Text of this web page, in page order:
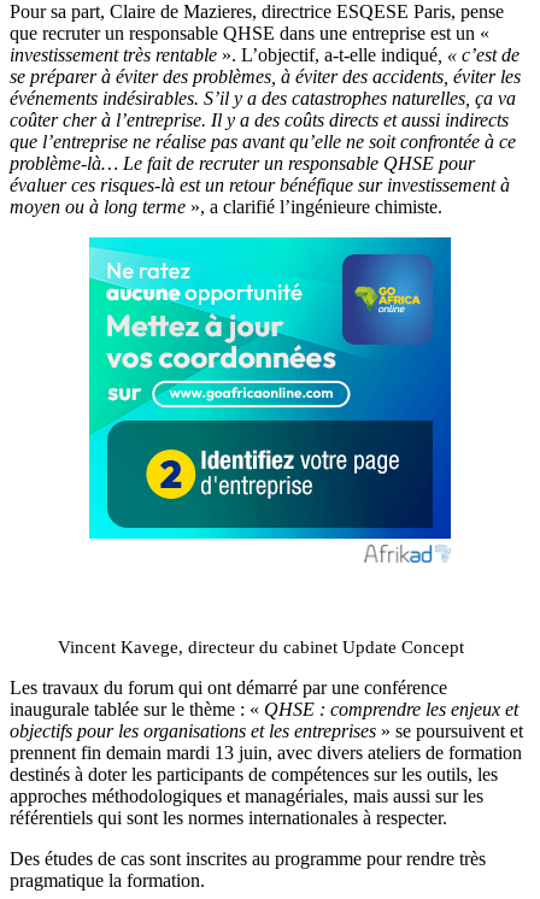
Pour sa part, Claire de Mazieres, directrice ESQESE Paris, pense
que recruter un responsable QHSE dans une entreprise est un «
investissement très rentable ». L’objectif, a-t-elle indiqué , « c’est de
se préparer à éviter des problèmes, à éviter des accidents, éviter les
événements indésirables. S’il y a des catastrophes naturelles, ça va
coûter cher à l’entreprise. Il y a des coûts directs et aussi indirects
que l’entreprise ne réalise pas avant qu’elle ne soit confrontée à ce
problème-là… Le fait de recruter un responsable QHSE pour
évaluer ces risques-là est un retour bénéfique sur investissement à
moyen ou à long terme », a clarifié l’ingénieure chimiste.
Vincent Kavege, directeur du cabinet Update Concept
Les travaux du forum qui ont démarré par une conférence
inaugurale tablée sur le thème : « QHSE : comprendre les enjeux et
objectifs pour les organisations et les entreprises » se poursuivent et
prennent fin demain mardi 13 juin, avec divers ateliers de formation
destinés à doter les participants de compétences sur les outils, les
approches méthodologiques et managériales, mais aussi sur les
référentiels qui sont les normes internationales à respecter.
Des études de cas sont inscrites au programme pour rendre très
pragmatique la formation.